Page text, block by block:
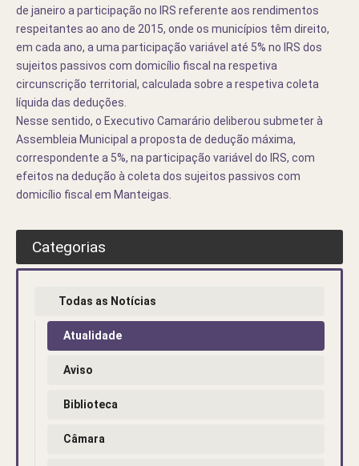
de janeiro a participação no IRS referente aos rendimentos
respeitantes ao ano de 2015, onde os municípios têm direito,
em cada ano, a uma participação variável até 5% no IRS dos
sujeitos passivos com domicílio fiscal na respetiva
circunscrição territorial, calculada sobre a respetiva coleta
líquida das deduções.
Nesse sentido, o Executivo Camarário deliberou submeter à
Assembleia Municipal a proposta de dedução máxima,
correspondente a 5%, na participação variável do IRS, com
efeitos na dedução à coleta dos sujeitos passivos com
domicílio fiscal em Manteigas.
Categorias
Todas as Notícias
Atualidade
Aviso
Biblioteca
Câmara